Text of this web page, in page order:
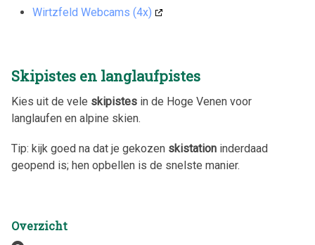
Wirtzfeld Webcams (4x)
Skipistes en langlaufpistes
Kies uit de vele skipistes in de Hoge Venen voor
langlaufen en alpine skien.
Tip: kijk goed na dat je gekozen skistation inderdaad
geopend is; hen opbellen is de snelste manier.
Overzicht